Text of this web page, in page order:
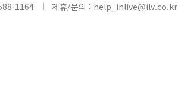
1164 제휴/문의 : help_inlive@ilv.co.kr